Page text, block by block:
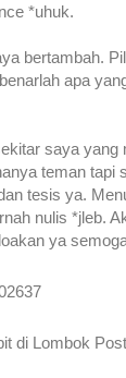
*uhuk.
bertambah.
apa
saya
teman tapi
tesis ya.
nulis *jleb.
ya
di Lombok